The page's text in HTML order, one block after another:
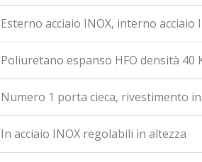
Esterno acciaio INOX, interno acciaio
Poliuretano espanso HFO densità 40
Numero 1 porta cieca, rivestimento in
In acciaio INOX regolabili in altezza